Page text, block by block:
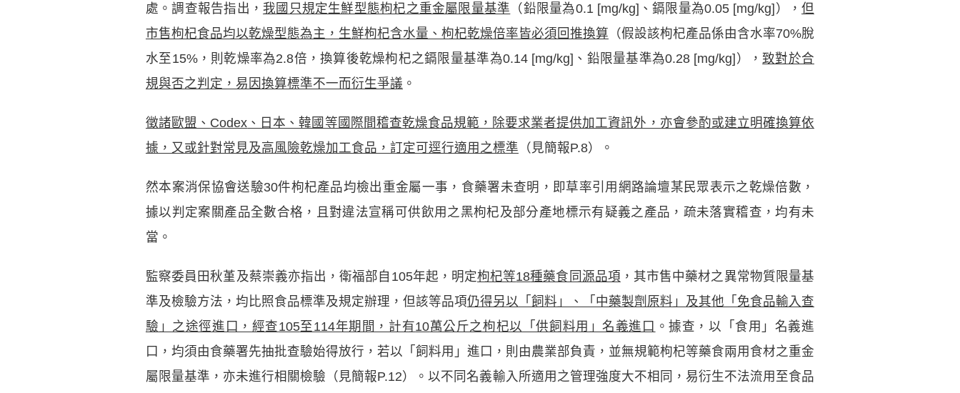
處。調查報告指出， 我國只規定生鮮型態枸杞之重金屬限量基準 （鉛限量為0.1 [mg/kg]、鎘限量為0.05 [mg/kg]），但
市售枸杞食品均以乾燥型態為主，生鮮枸杞含水量、枸杞乾燥倍率皆必須回推換算 （假設該枸杞產品係由含水率70%脫
水至15%，則乾燥率為2.8倍，換算後乾燥枸杞之鎘限量基準為0.14 [mg/kg]、鉛限量基準為0.28 [mg/kg]）， 致對於合
規與否之判定，易因換算標準不一而衍生爭議 。
徵諸歐盟、 Codex 、日本、韓國等國際間稽查乾燥食品規範，除要求業者提供加工資訊外，亦會參酌或建立明確換算依
據，又或針對常見及高風險乾燥加工食品，訂定可逕行適用之標準 （見簡報P.8）。
然本案消保協會送驗30件枸杞產品均檢出重金屬一事，食藥署未查明，即草率引用網路論壇某民眾表示之乾燥倍數，
據以判定案關產品全數合格，且對違法宣稱可供飲用之黑枸杞及部分產地標示有疑義之產品，疏未落實稽查，均有未
當。
監察委員田秋堇及蔡崇義亦指出，衛福部自105年起，明定枸杞等18種藥食同源品項 ，其市售中藥材之異常物質限量基
準及檢驗方法，均比照食品標準及規定辦理，但該等品項仍得另以「飼料」、「中藥製劑原料」及其他「免食品輸入查
驗」之途徑進口，經查105至 114年期間，計有10萬公斤之枸杞以「供飼料用」名義進口 。據查，以「食用」名義進
口，均須由食藥署先抽批查驗始得放行，若以「飼料用」進口，則由農業部負責，並無規範枸杞等藥食兩用食材之重金
屬限量基準，亦未進行相關檢驗（見簡報P.12）。以不同名義輸入所適用之管理強度大不相同，易衍生不法流用至食品